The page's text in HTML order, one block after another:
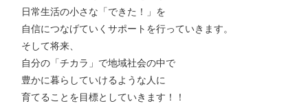
日常生活の小さな「できた！」を
自信につなげていくサポートを行っていきます。
そして将来、
自分の「チカラ」で地域社会の中で
豊かに暮らしていけるような人に
育てることを目標としていきます！！